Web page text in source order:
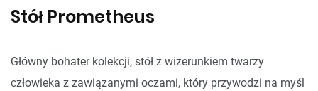
Stół Prometheus
Główny bohater kolekcji, stół z wizerunkiem twarzy
człowieka z zawiązanymi oczami, który przywodzi na myśl